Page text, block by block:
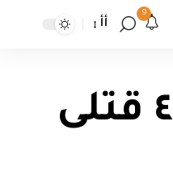
9
أأ
مصدر امني: ارتفاع حصيلة تفجيرات كركوك عند ٤ قتلى